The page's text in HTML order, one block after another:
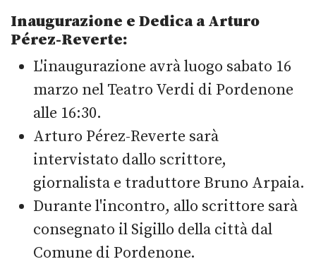
Inaugurazione e Dedica a Arturo
Pérez-Reverte:
L'inaugurazione avrà luogo sabato 16
marzo nel Teatro Verdi di Pordenone
alle 16:30.
Arturo Pérez-Reverte sarà
intervistato dallo scrittore,
giornalista e traduttore Bruno Arpaia.
Durante l'incontro, allo scrittore sarà
consegnato il Sigillo della città dal
Comune di Pordenone.